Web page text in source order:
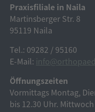
Praxisfiliale in Naila
Martinsberger Str. 8
95119 Naila
Tel.: 09282 / 95160
E-Mail:
Öffnungszeiten
Vormittags Montag,
bis 12.30 Uhr.